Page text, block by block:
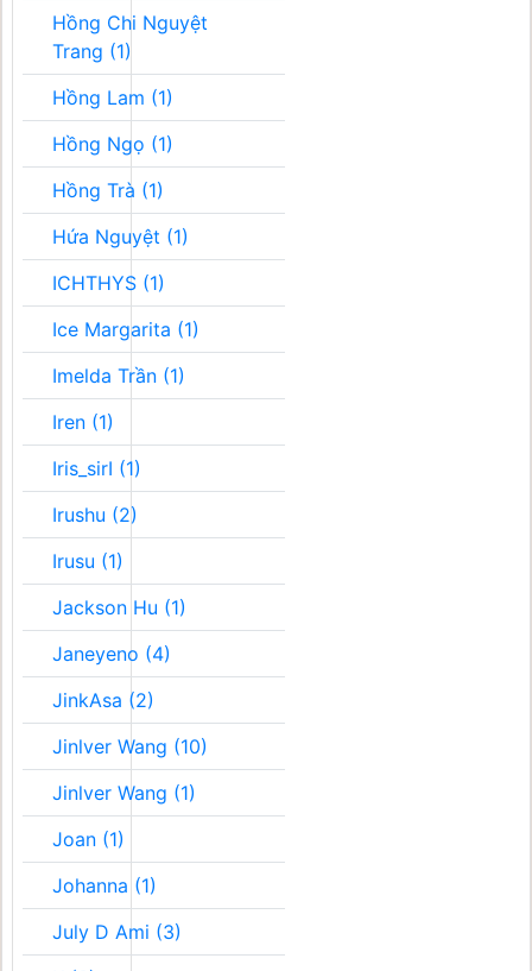
Hồng Chi Nguyệt
Trang (1)
Hồng Lam (1)
Hồng Ngọ (1)
Hồng Trà (1)
Hứa Nguyệt (1)
ICHTHYS (1)
Ice Margarita (1)
Imelda Trần (1)
Iren (1)
Iris_sirI (1)
Irushu (2)
Irusu (1)
Jackson Hu (1)
Janeyeno (4)
JinkAsa (2)
Jinlver Wang (10)
Jinlver Wang (1)
Joan (1)
Johanna (1)
July D Ami (3)